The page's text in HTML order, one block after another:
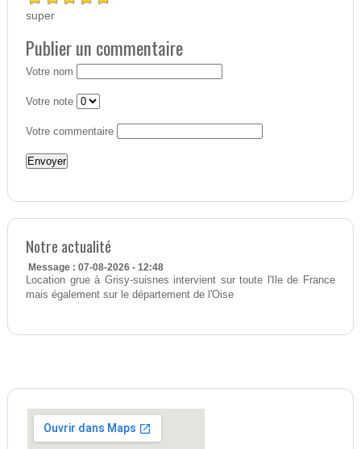
super
Publier un commentaire
Votre nom
Votre note
Votre commentaire
Notre actualité
Message : 07-08-2026 - 12:48
Location grue à Grisy-suisnes intervient sur toute l'Ile de France
mais également sur le département de l'Oise